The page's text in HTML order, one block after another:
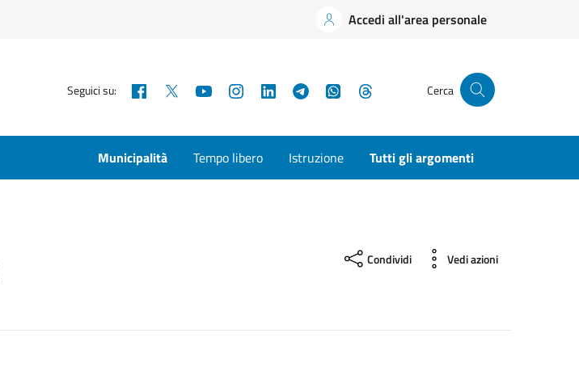
Accedi all'area personale
Seguici su: Facebook YouTubeInstagramLinkedInTelegramWhatsApp Cerca
Municipalità Tempo libero Istruzione Tutti gli argomenti
Condividi Vedi azioni